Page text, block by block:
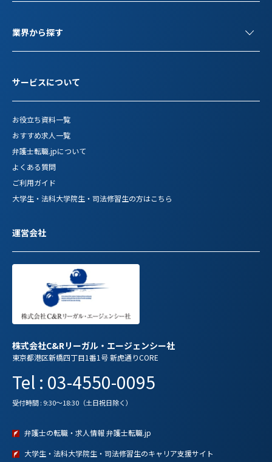
業界から探す
サービスについて
お役立ち資料一覧
おすすめ求人一覧
弁護士転職.jpについて
よくある質問
ご利用ガイド
大学生・法科大学院生・司法修習生の方はこちら
運営会社
株式会社C&Rリーガル・エージェンシー社
東京都港区新橋四丁目1番1号 新虎通りCORE
Tel : 03-4550-0095
受付時間 : 9:30～18:30（土日祝日除く）
弁護士の転職・求人情報 弁護士転職.jp
大学生・法科大学院生・司法修習生のキャリア支援サイト